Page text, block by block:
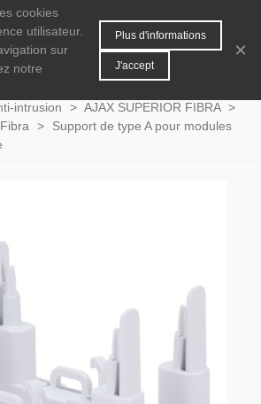
0 MENU
intrusion > AJAX SUPERIOR FIBRA >
>
Support de type A pour modules
cookies
utilisateur.
sur
notre
Plus d'informations
J'accept
×